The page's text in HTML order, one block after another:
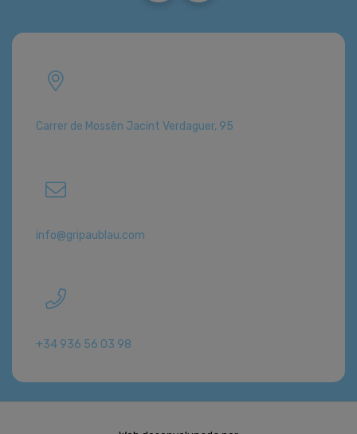
Carrer de Mossèn Jacint Verdaguer, 95
info@gripaublau.com
+34 936 56 03 98